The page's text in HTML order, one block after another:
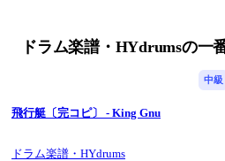
ドラム楽譜・HYdrumsの一
中級
飛行艇〔完コピ〕 - King Gnu
ドラム楽譜・HYdrums